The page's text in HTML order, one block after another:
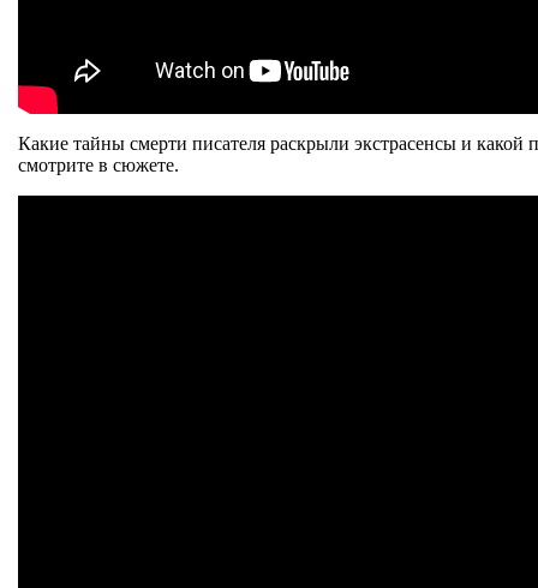
Какие тайны смерти писателя раскрыли экстрасенсы и какой
смотрите в сюжете.